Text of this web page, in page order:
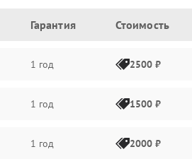
Гарантия Стоимость
1 год 2500 ₽
1 год 1500 ₽
1 год 2000 ₽